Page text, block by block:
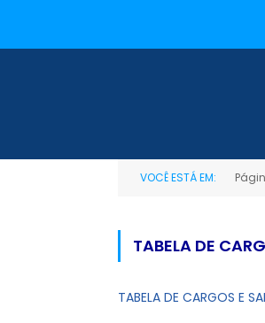
VOCÊ ESTÁ EM:
TABELA DE
TABELA DE CARGOS E